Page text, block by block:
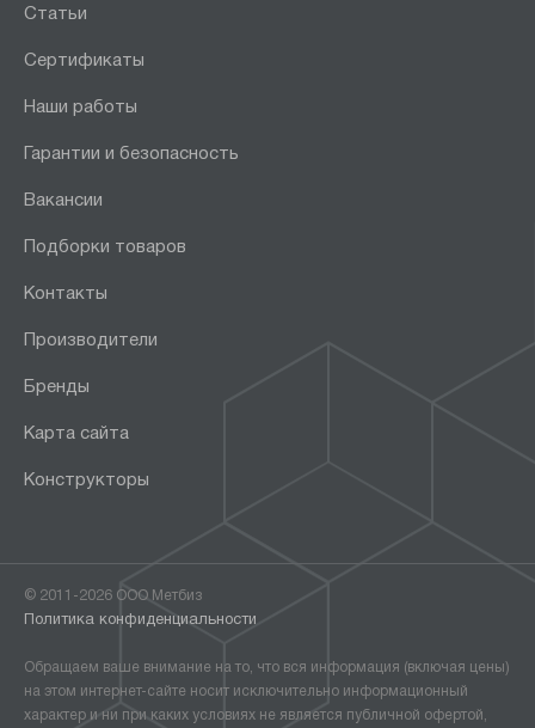
Статьи
Сертификаты
Наши работы
Гарантии и безопасность
Вакансии
Подборки товаров
Контакты
Производители
Бренды
Карта сайта
Конструкторы
© 2011-2026 ООО Метбиз
Политика конфиденциальности
Обращаем ваше внимание на то, что вся информация (включая цены)
на этом интернет-сайте носит исключительно информационный
характер и ни при каких условиях не является публичной офертой,